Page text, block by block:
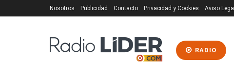
Nosotros Publicidad Contacto Privacidad y Cookies Aviso Legal
RADIO